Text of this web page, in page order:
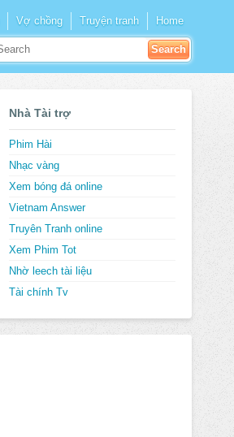
Vợ chồng Truyện tranh Home
Nhà Tài trợ
Phim Hài
Nhạc vàng
Xem bóng đá online
Vietnam Answer
Truyên Tranh online
Xem Phim Tot
Nhờ leech tài liệu
Tài chính Tv